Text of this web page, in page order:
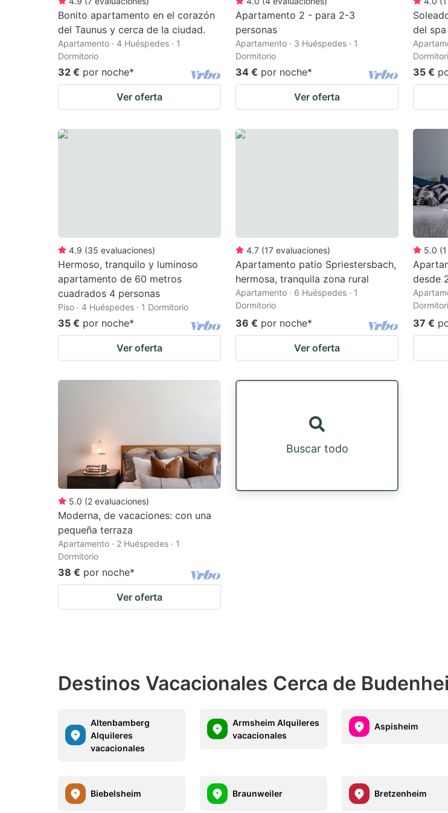
Bonito apartamento en el corazón
del Taunus y cerca de la ciudad.
Apartamento · 4 Huéspedes · 1
Dormitorio
32 € por noche*
Ver oferta
Apartamento 2 - para 2-3
personas
Apartamento · 3 Huéspedes · 1
Dormitorio
34 € por noche*
Ver oferta
del spa
35 €
4.9 (35 evaluaciones)
Hermoso, tranquilo y luminoso
apartamento de 60 metros
cuadrados 4 personas
Piso · 4 Huéspedes · 1 Dormitorio
35 € por noche*
Ver oferta
4.7 (17 evaluaciones)
Apartamento patio Spriestersbach,
hermosa, tranquila zona rural
Apartamento · 6 Huéspedes · 1
Dormitorio
36 € por noche*
Ver oferta
5.0 (1
desde
37 €
5.0 (2 evaluaciones)
Moderna, de vacaciones: con una
pequeña terraza
Apartamento · 2 Huéspedes · 1
Dormitorio
38 € por noche*
Ver oferta
Buscar todo
Destinos Vacacionales Cerca de
Altenbamberg
Alquileres
vacacionales
Armsheim Alquileres
vacacionales
Aspisheim
Biebelsheim Braunweiler Bretzenheim